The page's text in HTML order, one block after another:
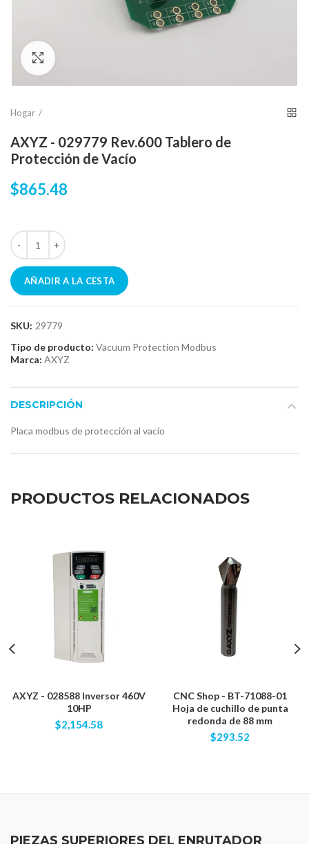
Hogar
AXYZ - 029779 Rev.600 Tablero de
Protección de Vacío
$865.48
AÑADIR A LA CESTA
SKU: 29779
Tipo de producto: Vacuum Protection Modbus
Marca: AXYZ
DESCRIPCIÓN
Placa modbus de protección al vacío
PRODUCTOS RELACIONADOS
AXYZ - 028588 Inversor 460V
10HP
$2,154.58
CNC Shop - BT-71088-01
Hoja de cuchillo de punta
redonda de 88 mm
$293.52
PIEZAS SUPERIORES DEL ENRUTADOR